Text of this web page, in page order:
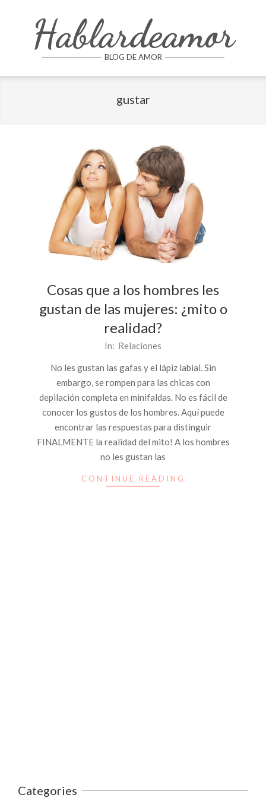
Hablardeamor
BLOG DE AMOR
gustar
Cosas que a los hombres les
gustan de las mujeres: ¿mito o
realidad?
In: Relaciones
No les gustan las gafas y el lápiz labial. Sin
embargo, se rompen para las chicas con
depilación completa en minifaldas. No es fácil de
conocer los gustos de los hombres. Aquí puede
encontrar las respuestas para distinguir
FINALMENTE la realidad del mito! A los hombres
no les gustan las
CONTINUE READING
Categories